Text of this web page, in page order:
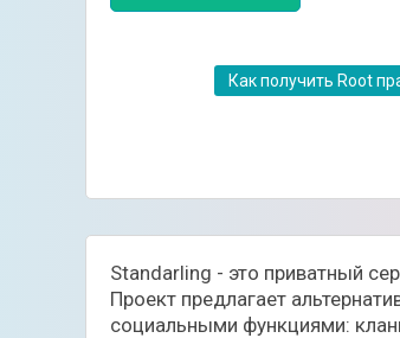
Как получить Root
Standarling - это приватный
Проект предлагает
социальными функциями: